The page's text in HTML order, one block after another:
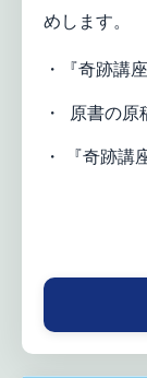
めします。
・『奇跡講
・ 原書の
・ 『奇跡講